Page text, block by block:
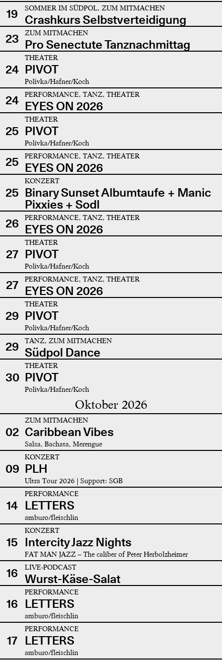
19 SOMMER IM SÜDPOL, ZUM MITMACHEN
Crashkurs Selbstverteidigung
23
ZUM MITMACHEN
Pro Senectute Tanznachmittag
24
THEATER
PIVOT
Polivka/Hafner/Koch
24 PERFORMANCE, TANZ, THEATER
EYES ON 2026
25
THEATER
PIVOT
Polivka/Hafner/Koch
25 PERFORMANCE, TANZ, THEATER
EYES ON 2026
25
KONZERT
Binary Sunset Albumtaufe + Manic
Pixxies + Sodl
26
PERFORMANCE, TANZ, THEATER
EYES ON 2026
27
THEATER
PIVOT
Polivka/Hafner/Koch
27 PERFORMANCE, TANZ, THEATER
EYES ON 2026
29
THEATER
PIVOT
Polivka/Hafner/Koch
29 TANZ, ZUM MITMACHEN
Südpol Dance
30
THEATER
PIVOT
Polivka/Hafner/Koch
Oktober 2026
02
ZUM MITMACHEN
Caribbean Vibes
Salsa, Bachata, Merengue
09
KONZERT
PLH
Ultra Tour 2026 | Support: SGB
14
PERFORMANCE
LETTERS
amburo/fleischlin
15
KONZERT
Intercity Jazz Nights
FAT MAN JAZZ – The caliber of Peter Herbolzheimer
16 LIVE-PODCAST
Wurst-Käse-Salat
16
PERFORMANCE
LETTERS
amburo/fleischlin
17
PERFORMANCE
LETTERS
amburo/fleischlin